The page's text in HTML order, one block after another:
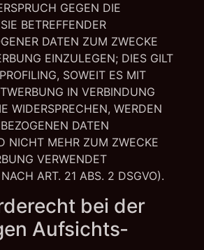
GEGEN DIE
BETREFFENDER
DATEN ZUM ZWECKE
EINZULEGEN; DIES GILT
SOWEIT ES MIT
IN VERBINDUNG
WIDERSPRECHEN, WERDEN
DATEN
NICHT MEHR ZUM ZWECKE
VERWENDET
ART. 21 ABS. 2 DSGVO).
bei der
Aufsichts­